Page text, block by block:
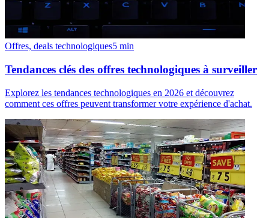
Offres, deals technologiques5 min
Tendances clés des offres technologiques à surveiller
Explorez les tendances technologiques en 2026 et découvrez
comment ces offres peuvent transformer votre expérience d'achat.